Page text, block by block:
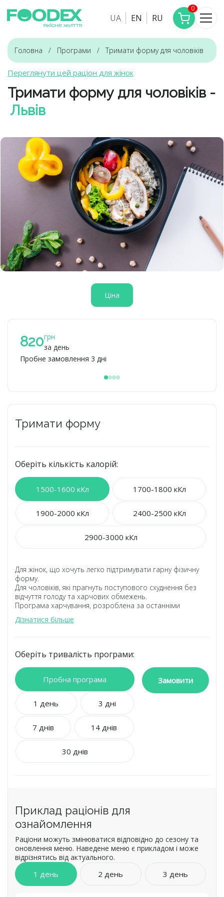
UA EN RU
0
Головна Програми Тримати форму для чоловіків
Переглянути цей раціон для жінок
Тримати форму для чоловіків -
Львів
Ціна
820грн
за день
Пробне замовлення 3 дні
Тримати форму
Оберіть кількість калорій:
1500-1600 кКл 1700-1800 кКл
1900-2000 кКл 2400-2500 кКл
2900-3000 кКл
Для жінок, що хочуть легко підтримувати гарну фізичну
форму.
Для чоловіків, які прагнуть поступового схуднення без
відчуття голоду та харчових обмежень.
Програма харчування, розроблена за останніми
харчування.
Всі необхідні корисні елементи у вашому раціоні.
Точний баланс білків, жирів та вуглеводів.
Точний розрахунок калорійності раціону лікарем-
дієтологом.
Підбір раціону за вашими параметрами.
Дізнатися більше
Оберіть тривалість програми:
Пробна програма
1 день 3 дні
7 днів 14 днів
30 днів
Замовити
Приклад раціонів для
ознайомлення
Раціони можуть змінюватися відповідно до сезону та
оновлення меню. Наведене меню є прикладом і може
відрізнятись від актуального.
1 день 2 день 3 день